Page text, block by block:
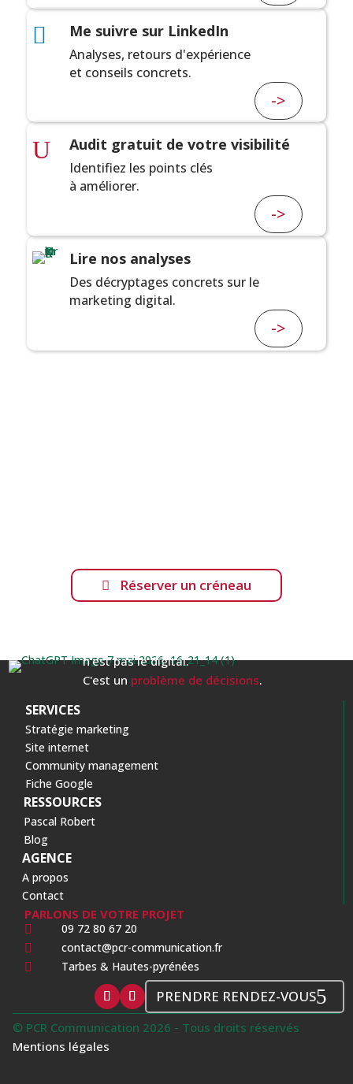
 Me suivre sur LinkedIn
Analyses, retours d'expérience
et conseils concrets.
->
U Audit gratuit de votre visibilité
Identifiez les points clés
à améliorer.
->
Lire nos analyses
Des décryptages concrets sur le
marketing digital.
->
Réserver un créneau
n'est pas le digital.
C'est un problème de décisions.
SERVICES
Stratégie marketing
Site internet
Community management
Fiche Google
RESSOURCES
Pascal Robert
Blog
AGENCE
A propos
Contact
PARLONS DE VOTRE PROJET
 09 72 80 67 20
 contact@pcr-communication.fr
 Tarbes & Hautes-pyrénées
PRENDRE RENDEZ-VOUS
© PCR Communication 2026 - Tous droits réservés
Mentions légales